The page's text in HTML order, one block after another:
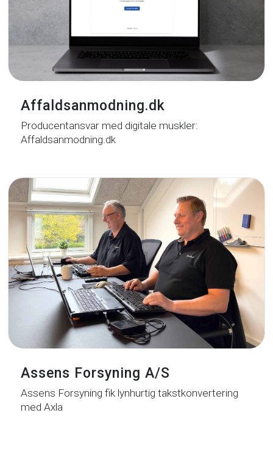
Affaldsanmodning.dk
Producentansvar med digitale muskler:
Affaldsanmodning.dk
Assens Forsyning A/S
Assens Forsyning fik lynhurtig takstkonvertering
med Axla